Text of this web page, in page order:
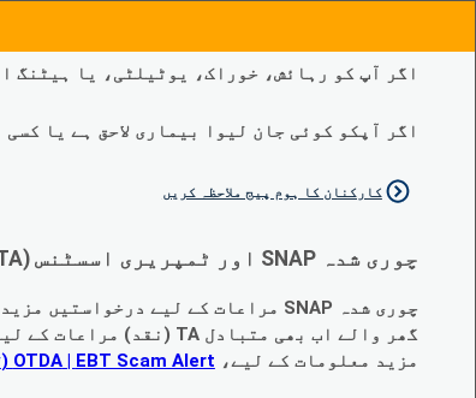
اگر آپ کو رہائش، خوراک، یوٹیلٹی، یا ہیٹنگ
اگر آپکو کوئی جان لیوا بیماری لاحق ہے یا کسی
کارکنان کا ہوم پیج ملاحظہ کریں
چوری شدہ SNAP اور ٹمپریری اسسٹنس (Temporary Assistance, TA) کی مراعات کے متبادل کے متعلق اہم تبدیلیاں:
چوری شدہ SNAP مراعات کے لیے درخواستیں مزید قبول نہیں کی جا رہی ہیں۔
گھر والے اب بھی متبادل TA (نقد) مراعات کے لیے درخواست دے سکتے ہیں جو چوری ہو گئے ہیں۔
مزید معلومات کے لیے، EBT Scam Alert ‏| OTDA ‏(ny.gov)